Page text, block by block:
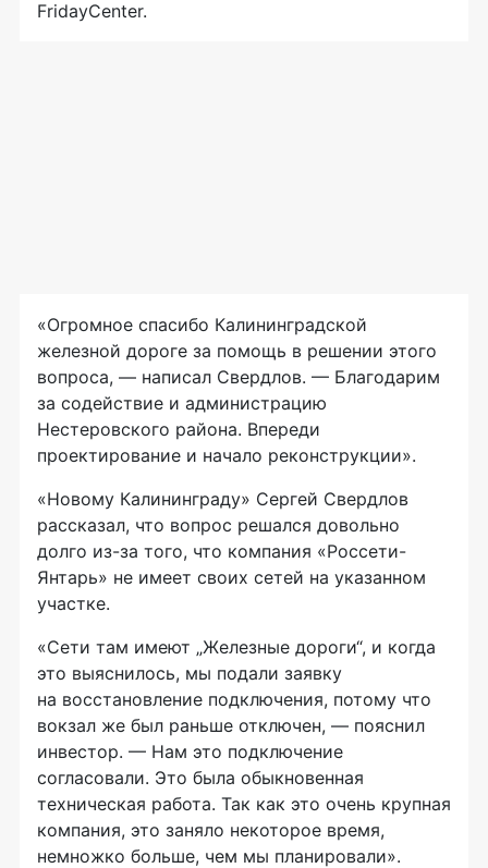
FridayCenter.
«Огромное спасибо Калининградской
железной дороге за помощь в решении этого
вопроса, — написал Свердлов. — Благодарим
за содействие и администрацию
Нестеровского района. Впереди
проектирование и начало реконструкции».
«Новому Калининграду» Сергей Свердлов
рассказал, что вопрос решался довольно
долго из-за того, что компания «Россети-
Янтарь» не имеет своих сетей на указанном
участке.
«Сети там имеют „Железные дороги“, и когда
это выяснилось, мы подали заявку
на восстановление подключения, потому что
вокзал же был раньше отключен, — пояснил
инвестор. — Нам это подключение
согласовали. Это была обыкновенная
техническая работа. Так как это очень крупная
компания, это заняло некоторое время,
немножко больше, чем мы планировали».